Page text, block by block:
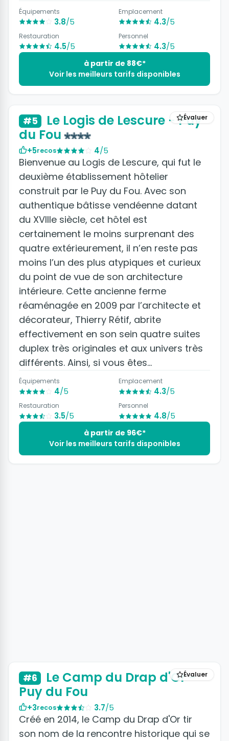
notamment là pour tenir cette promesse
et vous transporter tout droit à l’époque
mérovingienne !
Équipements
3.8/5
Emplacement
4.3/5
Restauration
4.5/5
Personnel
4.3/5
à partir de 88€*
Voir les meilleurs tarifs disponibles
Évaluer
#5
Le Logis de Lescure - Puy
du Fou
+5recos 4/5
Bienvenue au Logis de Lescure, qui fut le
deuxième établissement hôtelier
construit par le Puy du Fou. Avec son
authentique bâtisse vendéenne datant
du XVIIIe siècle, cet hôtel est
certainement le moins surprenant des
quatre extérieurement, il n’en reste pas
moins l’un des plus atypiques et curieux
du point de vue de son architecture
intérieure. Cette ancienne ferme
réaménagée en 2009 par l’architecte et
décorateur, Thierry Rétif, abrite
effectivement en son sein quatre suites
duplex très originales et aux univers très
différents. Ainsi, si vous êtes
romantiques, amateurs d’astronomie,
amoureux de la nature ou mélomanes,
vous serez certainement séduits par l’un
de ces quatre duplex au standing 4
étoiles, pouvant accueillir entre 4 et 6
personnes et où le petit-déjeuner vous
Équipements
4/5
Emplacement
4.3/5
Restauration
3.5/5
Personnel
4.8/5
à partir de 96€*
Voir les meilleurs tarifs disponibles
Évaluer
#6
Le Camp du Drap d'Or -
Puy du Fou
+3recos 3.7/5
Créé en 2014, le Camp du Drap d'Or tir
son nom de la rencontre historique qui se